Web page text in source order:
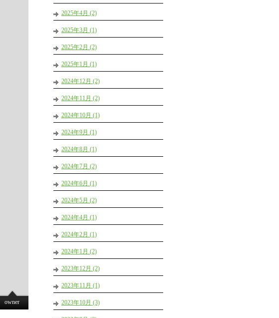
owner
2025年4月 (2)
2025年3月 (1)
2025年2月 (2)
2025年1月 (1)
2024年12月 (2)
2024年11月 (2)
2024年10月 (1)
2024年9月 (1)
2024年8月 (1)
2024年7月 (2)
2024年6月 (1)
2024年5月 (2)
2024年4月 (1)
2024年2月 (1)
2024年1月 (2)
2023年12月 (2)
2023年11月 (1)
2023年10月 (3)